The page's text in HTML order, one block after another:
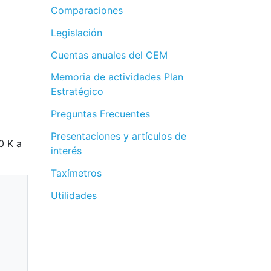
K a
Comparaciones
Legislación
Cuentas anuales del CEM
Memoria de actividades Plan
Estratégico
Preguntas Frecuentes
Presentaciones y artículos de
interés
Taxímetros
Utilidades